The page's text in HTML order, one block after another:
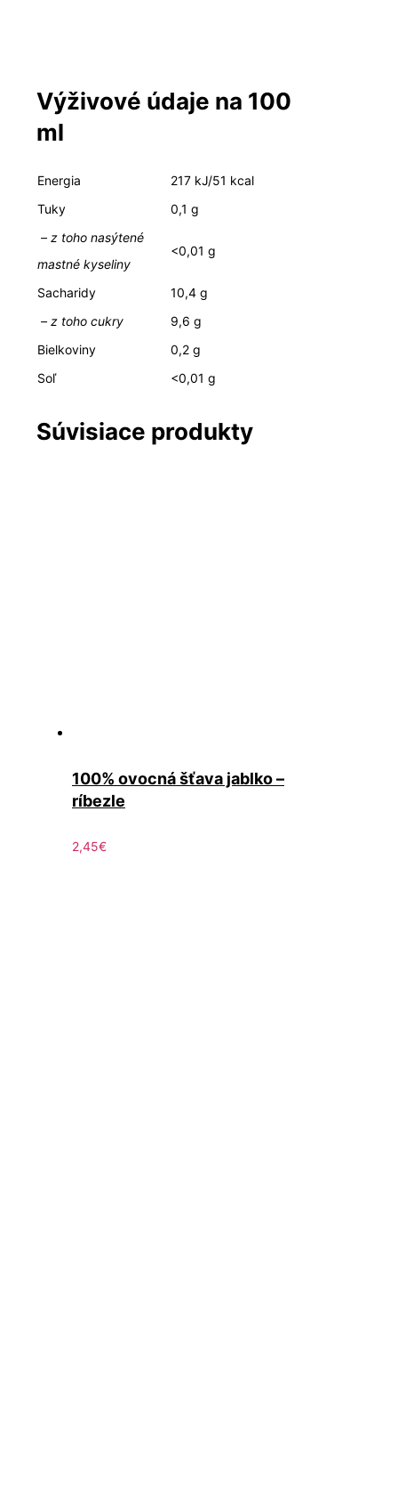
Výživové údaje na 100
ml
Energia
217 kJ/51 kcal
Tuky
0,1 g
– z toho nasýtené
mastné kyseliny
<0,01 g
Sacharidy
10,4 g
– z toho cukry
9,6 g
Bielkoviny
0,2 g
Soľ
<0,01 g
Súvisiace produkty
100% ovocná šťava jablko –
ríbezle
2,45€